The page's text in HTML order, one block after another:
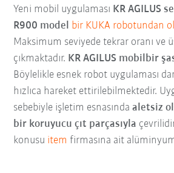
Yeni mobil uygulaması KR AGILUS
R900 model bir KUKA robotundan
Maksimum seviyede tekrar oranı ve
çıkmaktadır. KR AGILUS mobil bir
Böylelikle esnek robot uygulaması
hızlıca hareket ettirilebilmektedir.
sebebiyle işletim esnasındaaletsiz
bir koruyucu çıt parçasıyla
konusu item firmasına ait